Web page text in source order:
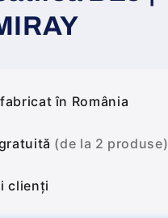
în România
(de la 2 produse)
clienți